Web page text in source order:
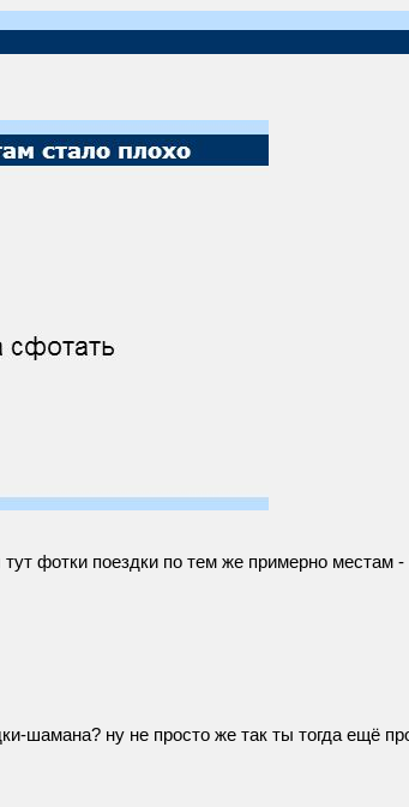
фотки поездки по тем же примерно
ну не просто же так ты тогда ещё